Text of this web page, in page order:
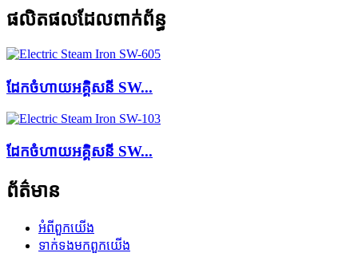
ផលិតផលដែលពាក់ព័ន្ធ
ដែកចំហាយអគ្គិសនី SW...
ដែកចំហាយអគ្គិសនី SW...
ព័ត៌មាន
អំពី​ពួក​យើង
ទាក់ទង​មក​ពួក​យើង